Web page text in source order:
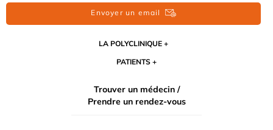
Envoyer un email
LA POLYCLINIQUE
PATIENTS
Trouver un médecin /
Prendre un rendez-vous